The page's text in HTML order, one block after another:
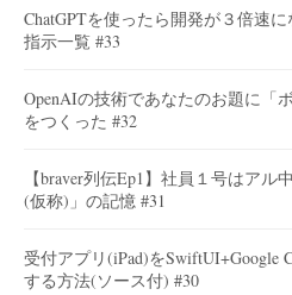
ChatGPTを使ったら開発が３倍速
指示一覧 #33
OpenAIの技術であなたのお題に「
をつくった #32
【braver列伝Ep1】社員１号はア
(仮称)」の記憶 #31
受付アプリ(iPad)をSwiftUI+Google
する方法(ソース付) #30